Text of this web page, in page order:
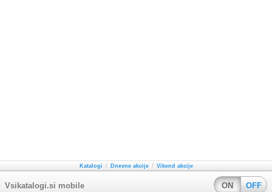
Katalogi / Dnevne akcije / Vikend akcije
Vsikatalogi.si mobile ON OFF